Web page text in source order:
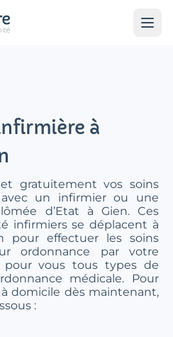
à
gratuitement vos soins
un infirmier ou une
d’Etat à Gien. Ces
infirmiers se déplacent à
pour effectuer les soins
ordonnance par votre
pour vous tous types de
médicale. Pour
domicile dès maintenant,
: